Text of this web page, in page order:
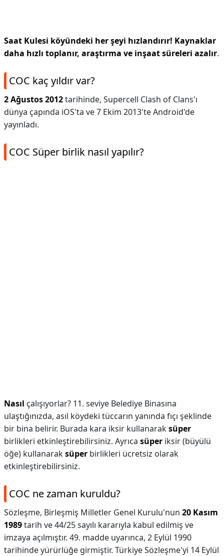
Saat Kulesi köyündeki her şeyi hızlandırır! Kaynaklar
daha hızlı toplanır, araştırma ve inşaat süreleri azalır.
COC kaç yıldır var?
2 Ağustos 2012tarihinde, Supercell Clash of Clans'ı
dünya çapında iOS'ta ve 7 Ekim 2013'te Android'de
yayınladı.
COC Süper birlik nasıl yapılır?
Nasıl çalışıyorlar? 11. seviye Belediye Binasına
ulaştığınızda, asıl köydeki tüccarın yanında fıçı şeklinde
bir bina belirir. Burada kara iksir kullanaraksüper
birlikleri etkinleştirebilirsiniz. Ayrıca süper iksir (büyülü
öğe) kullanaraksüper birlikleri ücretsiz olarak
etkinleştirebilirsiniz.
COC ne zaman kuruldu?
Sözleşme, Birleşmiş Milletler Genel Kurulu'nun 20 Kasım
1989tarih ve 44/25 sayılı kararıyla kabul edilmiş ve
imzaya açılmıştır. 49. madde uyarınca, 2 Eylül 1990
tarihinde yürürlüğe girmiştir. Türkiye Sözleşme'yi 14 Eylül